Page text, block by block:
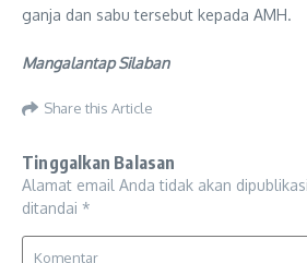
ganja dan sabu tersebut kepada AMH.
Mangalantap Silaban
Share this Article
Tinggalkan Balasan
Alamat email Anda tidak akan
ditandai *